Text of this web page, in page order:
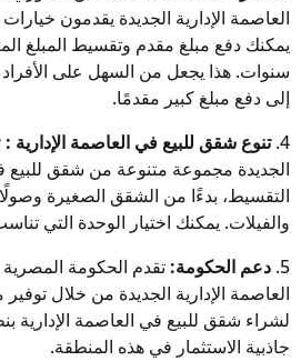
العاصمة الإدارية الجديدة يقدمون
يمكنك دفع مبلغ مقدم وتقسيط المبلغ
سنوات. هذا يجعل من السهل على
إلى دفع مبلغ كبير مقدمًا.
4. تنوع شقق للبيع في العاصمة الإدارية :
الجديدة مجموعة متنوعة من شقق للبيع
التقسيط، بدءًا من الشقق الصغيرة
والفيلات. يمكنك اختيار الوحدة التي
5. دعم الحكومة: تقدم الحكومة
العاصمة الإدارية الجديدة من خلال
لشراء شقق للبيع في العاصمة الإدارية
جاذبية الاستثمار في هذه المنطقة.